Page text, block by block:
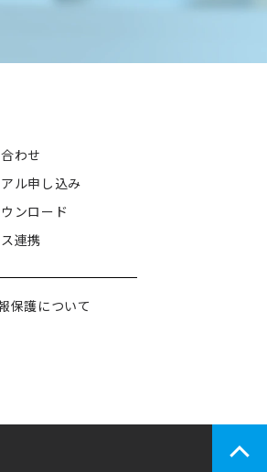
わせ
ル申し込み
ンロード
連携
保護について